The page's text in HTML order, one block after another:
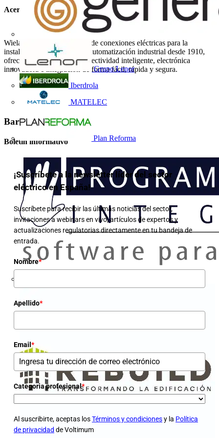
Grupo Lenor
Iberdrola
MATELEC
Plan Reforma
Acerca de Wieland Electric
Wieland Electric, fabricante de conexiones eléctricas para la
instalación de edificios y la automatización industrial desde 1910,
ofrece al sector eléctrico conectividad inteligente, electrónica
innovadora e integración de forma fácil, rápida y segura.
Barra lateral
Boletín informativo
¡Suscríbete a la newsletter líder del sector
eléctrico en España!
Suscríbete para recibir las últimas noticias del sector,
invitaciones a webinars en vivo, artículos de expertos y
actualizaciones regulatorias directamente en tu bandeja de
entrada.
Nombre*
Apellido*
Email *
Categoria profesional*
Al suscribirte, aceptas losTérminos y condicionesy la Política
de privacidad de Voltimum